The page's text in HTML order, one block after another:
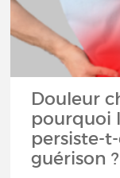
Douleur
pourquoi
persiste-
guérison ?